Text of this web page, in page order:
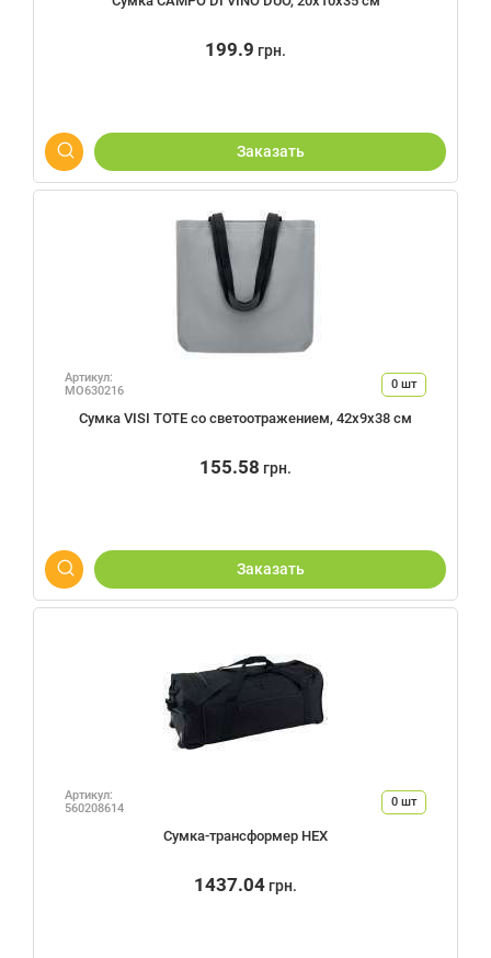
199.9 грн.
Заказать
Артикул:
MO630216
0шт
Сумка VISI TOTE со светоотражением, 42х9х38 см
155.58 грн.
Заказать
Артикул:
560208614
0шт
Сумка-трансформер HEX
1437.04 грн.